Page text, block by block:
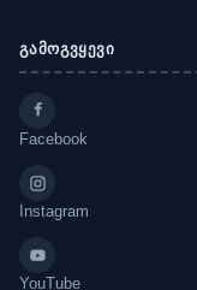
გამოგვყევი
Facebook
Instagram
YouTube